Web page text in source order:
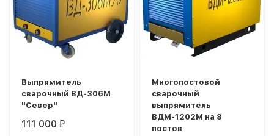
Выпрямитель
сварочный ВД-306М
"Север"
111 000₽
Многопостовой
сварочный
выпрямитель
ВДМ-1202М на 8
постов